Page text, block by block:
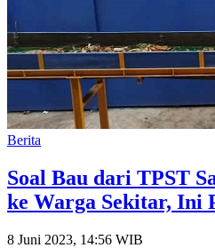
Berita
Soal Bau dari TPST
ke Warga Sekitar, Ini
8 Juni 2023, 14:56 WIB